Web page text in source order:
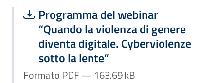
Scarica file:
Programma del webinar
“Quando la violenza di genere
diventa digitale. Cyberviolenze
sotto la lente”
Formato PDF — Dimensione 163.69 kB
Formato PDF — 163.69 kB